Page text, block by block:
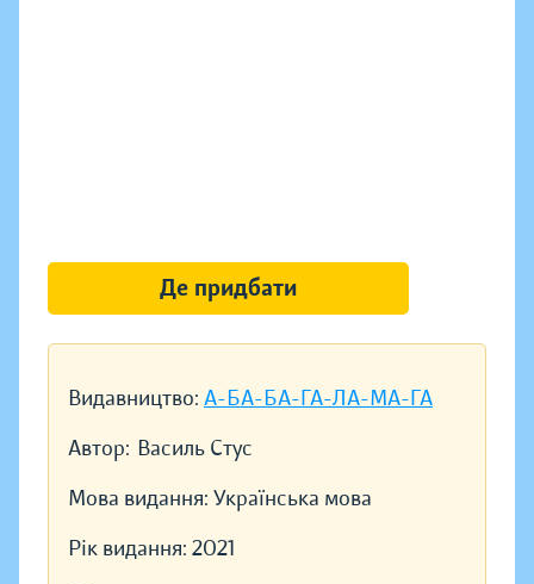
Видавництво: А-БА-БА-ГА-ЛА-МА-ГА
Автор: Василь Стус
Мова видання: Українська мова
Рік видання: 2021
Де придбати